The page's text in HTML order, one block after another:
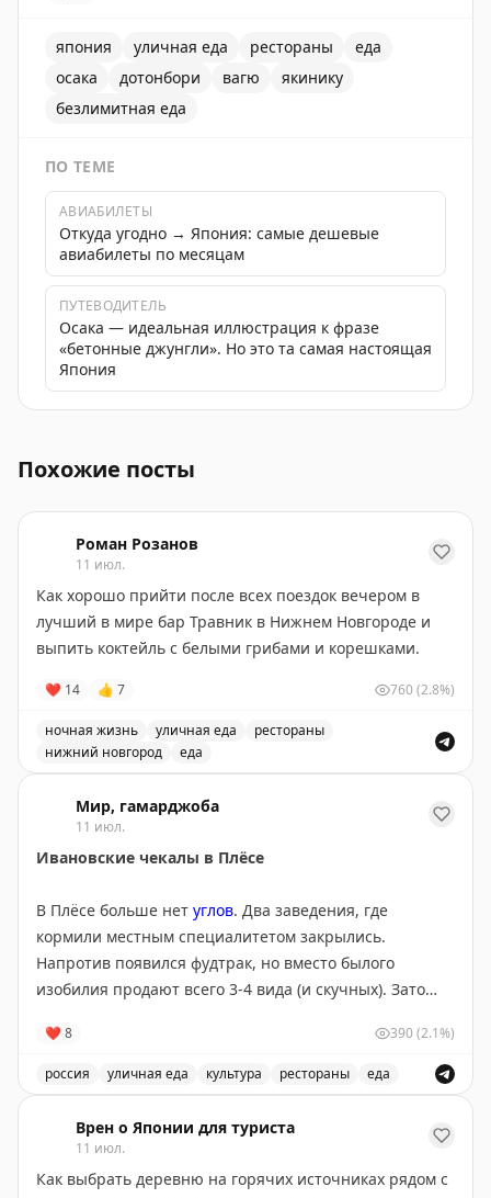
япония уличная еда рестораны
еда
осака
дотонбори вагю
якинику
безлимитная еда
ПО ТЕМЕ
АВИАБИЛЕТЫ
Откуда угодно → Япония: самые дешевые
авиабилеты по месяцам
ПУТЕВОДИТЕЛЬ
Осака — идеальная иллюстрация к фразе
«бетонные джунгли». Но это та самая настоящая
Япония
Похожие посты
Роман Розанов
11 июл.
Как хорошо прийти после всех поездок вечером в
лучший в мире бар Травник в Нижнем Новгороде и
выпить коктейль с белыми грибами и корешками.
❤ 14 👍 7 760(2.8%)
ночная жизнь уличная еда
рестораны
нижний новгород
еда
Мир, гамарджоба
11 июл.
Ивановские чекалы в Плёсе
В Плёсе больше нет углов. Два заведения, где
кормили местным специалитетом закрылись.
Напротив появился фудтрак, но вместо былого
изобилия продают всего 3-4 вида (и скучных). Зато
уверяют, локальная кухня Ивановского региона. В
центре внимания чекалы — «традиционные блины
ярмарочной кухни». Пышные сдобные жирные. Взял
трио за 690₽: с грудинкой, сомом и щёчками.
Показалось очень хорошим.
❤ 8 390(2.1%)
россия уличная еда культура рестораны еда
Врен о Японии для туриста
11 июл.
Как выбрать деревню на горячих источниках рядом с